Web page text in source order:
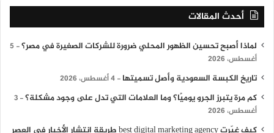
أحدث المقالات
لماذا أصبح تحسين الظهور المحلي ضرورة للشركات الصغيرة في مصر؟
5
أغسطس، 2026
تاريخ الكبسة السعودية وأصل تسميتها 4 أغسطس، 2026
كم مرة يتبرز الجرو يوميًا؟ وما العلامات التي تدل على وجود مشكلة؟ 3
أغسطس، 2026